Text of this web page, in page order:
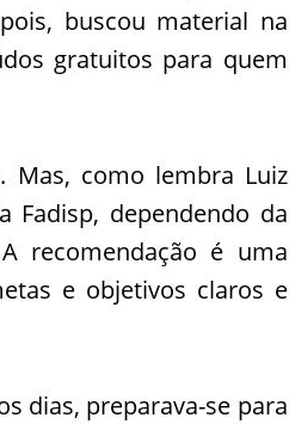
buscou material na
gratuitos para quem
Mas, como lembra Luiz
Fadisp, dependendo da
recomendação é uma
e objetivos claros e
dias, preparava-se para